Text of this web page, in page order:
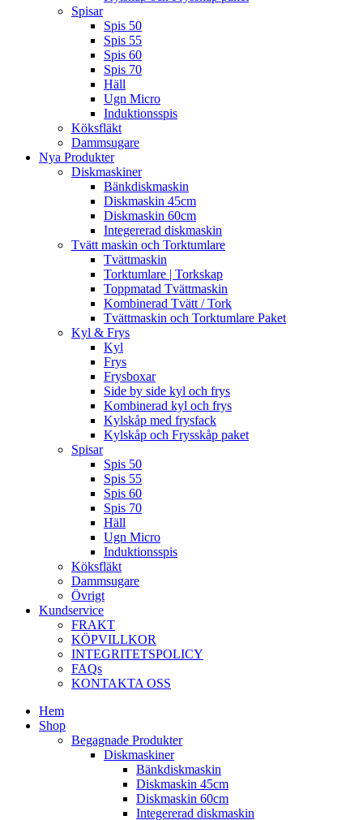
Spisar
Spis 50
Spis 55
Spis 60
Spis 70
Häll
Ugn Micro
Induktionsspis
Köksfläkt
Dammsugare
Nya Produkter
Diskmaskiner
Bänkdiskmaskin
Diskmaskin 45cm
Diskmaskin 60cm
Integererad diskmaskin
Tvätt maskin och Torktumlare
Tvättmaskin
Torktumlare | Torkskap
Toppmatad Tvättmaskin
Kombinerad Tvätt / Tork
Tvättmaskin och Torktumlare Paket
Kyl & Frys
Kyl
Frys
Frysboxar
Side by side kyl och frys
Kombinerad kyl och frys
Kylskåp med frysfack
Kylskåp och Frysskåp paket
Spisar
Spis 50
Spis 55
Spis 60
Spis 70
Häll
Ugn Micro
Induktionsspis
Köksfläkt
Dammsugare
Övrigt
Kundservice
FRAKT
KÖPVILLKOR
INTEGRITETSPOLICY
FAQs
KONTAKTA OSS
Hem
Shop
Begagnade Produkter
Diskmaskiner
Bänkdiskmaskin
Diskmaskin 45cm
Diskmaskin 60cm
Integererad diskmaskin